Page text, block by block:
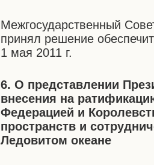
Межгосударственный
принял решение
1 мая 2011 г.
6. О представлении
внесения на
Федерацией и
пространств и
Ледовитом океане